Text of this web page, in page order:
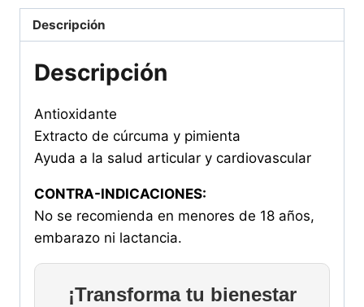
Descripción
Descripción
Antioxidante
Extracto de cúrcuma y pimienta
Ayuda a la salud articular y cardiovascular
CONTRA-INDICACIONES:
No se recomienda en menores de 18 años,
embarazo ni lactancia.
¡Transforma tu bienestar